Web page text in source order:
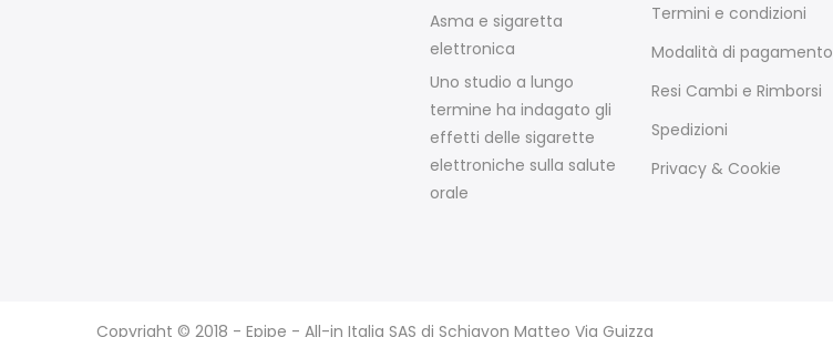
Asma e sigaretta
elettronica
Uno studio a lungo
termine ha indagato gli
effetti delle sigarette
elettroniche sulla salute
orale
Termini e condizioni
Modalità di pagamento
Resi Cambi e Rimborsi
Spedizioni
Privacy & Cookie
Copyright © 2018 - Epipe - All-in Italia SAS di Schiavon Matteo Via Guizza